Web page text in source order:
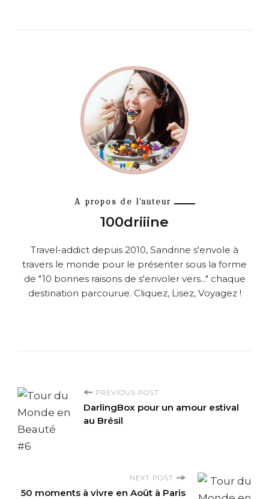
A propos de l'auteur
100driiine
Travel-addict depuis 2010, Sandrine s'envole à
travers le monde pour le présenter sous la forme
de "10 bonnes raisons de s'envoler vers..." chaque
destination parcourue. Cliquez, Lisez, Voyagez !
P
o
s
t
PREVIOUS POST
DarlingBox pour un amour estival
au Brésil
NEXT POST
50 moments à vivre en Août à Paris